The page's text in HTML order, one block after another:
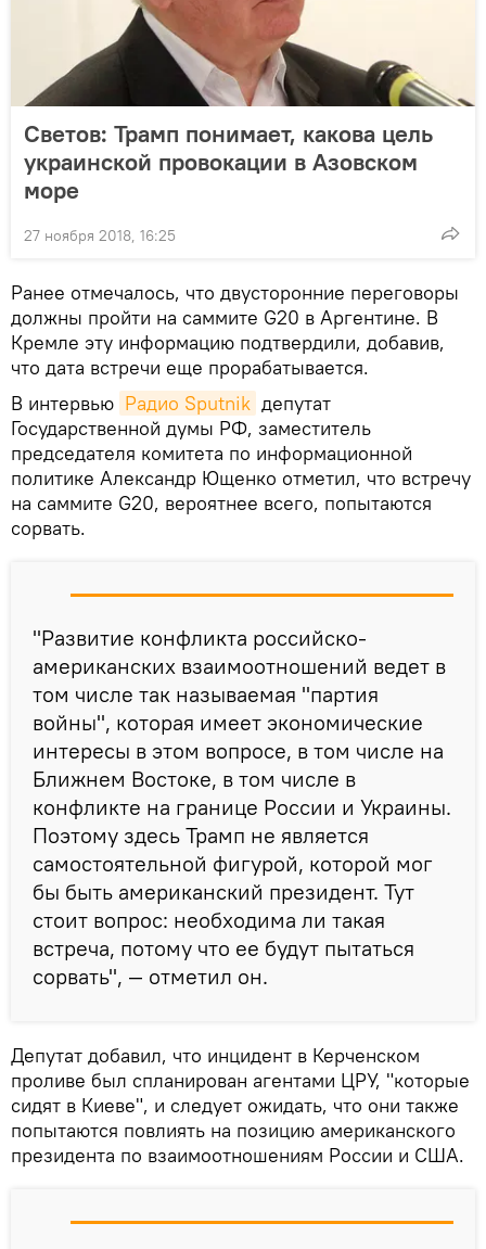
Светов: Трамп понимает, какова цель
украинской провокации в Азовском
море
27 ноября 2018, 16:25
Ранее отмечалось, что двусторонние переговоры
должны пройти на саммите G20 в Аргентине. В
Кремле эту информацию подтвердили, добавив,
что дата встречи еще прорабатывается.
В интервью Радио Sputnik депутат
Государственной думы РФ, заместитель
председателя комитета по информационной
политике Александр Ющенко отметил, что встречу
на саммите G20, вероятнее всего, попытаются
сорвать.
"Развитие конфликта российско-
американских взаимоотношений ведет в
том числе так называемая "партия
войны", которая имеет экономические
интересы в этом вопросе, в том числе на
Ближнем Востоке, в том числе в
конфликте на границе России и Украины.
Поэтому здесь Трамп не является
самостоятельной фигурой, которой мог
бы быть американский президент. Тут
стоит вопрос: необходима ли такая
встреча, потому что ее будут пытаться
сорвать", — отметил он.
Депутат добавил, что инцидент в Керченском
проливе был спланирован агентами ЦРУ, "которые
сидят в Киеве", и следует ожидать, что они также
попытаются повлиять на позицию американского
президента по взаимоотношениям России и США.